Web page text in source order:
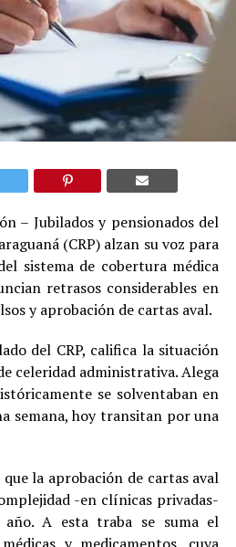
– Jubilados y pensionados del
(CRP) alzan su voz para
sistema de cobertura médica
retrasos considerables en
y aprobación de cartas aval.
del CRP, califica la situación
celeridad administrativa. Alega
se solventaban en
semana, hoy transitan por una
la aprobación de cartas aval
-en clínicas privadas-
año. A esta traba se suma el